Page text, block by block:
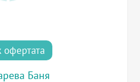
офертата
Баня